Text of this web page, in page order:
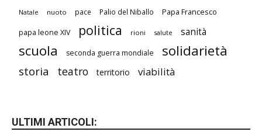
Natale nuoto pace Palio del Niballo Papa Francesco
papa leone XIV politica rioni salute sanità
scuola seconda guerra mondiale solidarietà
storia teatro territorio viabilità
ULTIMI ARTICOLI: